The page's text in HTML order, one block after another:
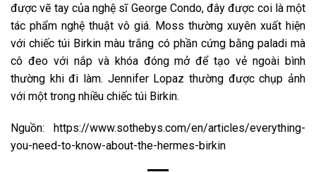
được vẽ tay của nghệ sĩ George Condo, đây được coi là một
tác phẩm nghệ thuật vô giá. Moss thường xuyên xuất hiện
với chiếc túi Birkin màu trắng có phần cứng bằng paladi mà
cô đeo với nắp và khóa đóng mở để tạo vẻ ngoài bình
thường khi đi làm. Jennifer Lopaz thường được chụp ảnh
với một trong nhiều chiếc túi Birkin.
Nguồn: https://www.sothebys.com/en/articles/everything-
you-need-to-know-about-the-hermes-birkin